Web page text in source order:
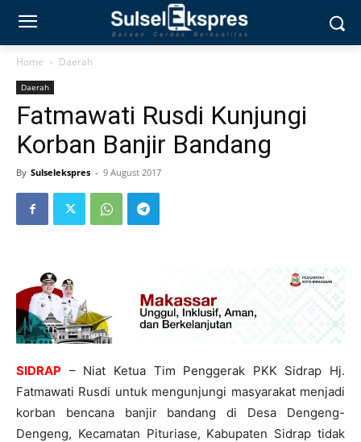
Home Daerah
Daerah
Fatmawati Rusdi Kunjungi
Korban Banjir Bandang
By Sulselekspres - 9 August 2017
SIDRAP – Niat Ketua Tim Penggerak PKK Sidrap Hj.
Fatmawati Rusdi untuk mengunjungi masyarakat menjadi
korban bencana banjir bandang di Desa Dengeng-
Dengeng, Kecamatan Pituriase, Kabupaten Sidrap tidak